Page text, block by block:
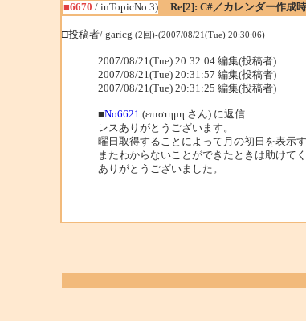
■6670 / inTopicNo.3)
Re[2]: C#／カレンダー作成
□投稿者/ garicg (2回)-(2007/08/21(Tue) 20:30:06)
2007/08/21(Tue) 20:32:04 編集(投稿者)
2007/08/21(Tue) 20:31:57 編集(投稿者)
2007/08/21(Tue) 20:31:25 編集(投稿者)
■No6621 (επιστημη さん) に返信
レスありがとうございます。
曜日取得することによって月の初日を表示
またわからないことができたときは助けてく
ありがとうございました。